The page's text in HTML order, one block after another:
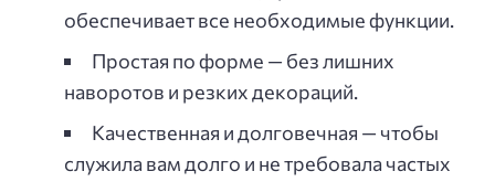
обеспечивает все необходимые функции.
Простая по форме — без лишних
наворотов и резких декораций.
Качественная и долговечная — чтобы
служила вам долго и не требовала частых